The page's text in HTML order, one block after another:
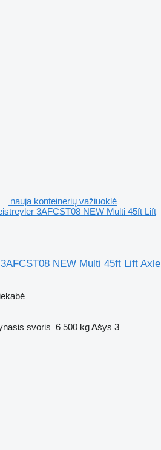
nauja konteinerių važiuoklė
3AFCST08 NEW Multi 45ft Lift
NEW Multi 45ft Lift Axle
svoris 6 500 kgAšys 3